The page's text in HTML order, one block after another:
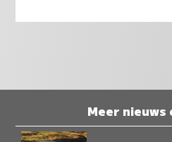
Meer nieuws